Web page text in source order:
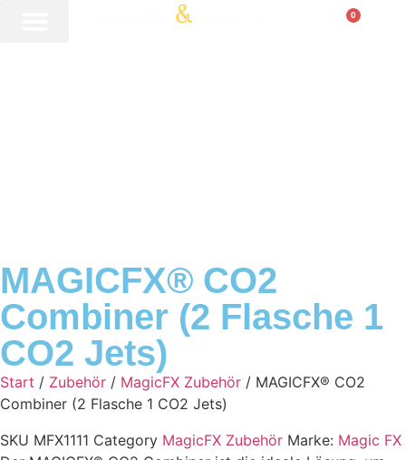
0
MAGICFX® CO2
Combiner (2 Flasche 1
CO2 Jets)
Start / Zubehör / MagicFX Zubehör / MAGICFX® CO2
Combiner (2 Flasche 1 CO2 Jets)
SKU MFX1111 Category MagicFX Zubehör Marke: Magic FX